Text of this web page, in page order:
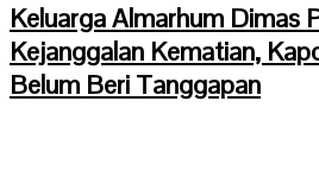
Keluarga Almarhum Dimas
Kejanggalan Kematian,
Belum Beri Tanggapan